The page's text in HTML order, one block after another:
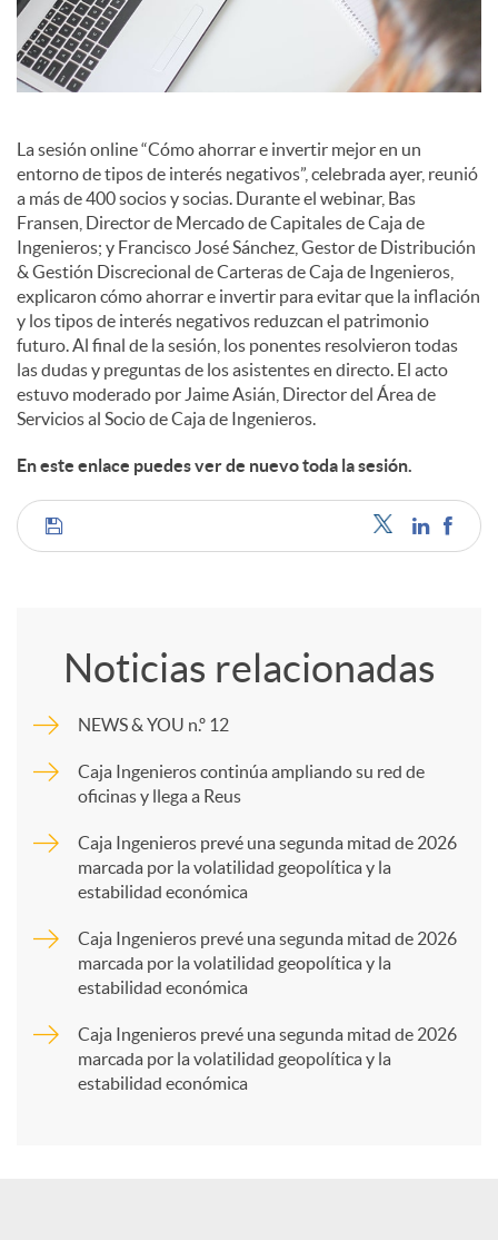
l
e
s
La sesión online “Cómo ahorrar e invertir mejor en un
entorno de tipos de interés negativos”, celebrada ayer, reunió
a más de 400 socios y socias. Durante el webinar, Bas
Fransen, Director de Mercado de Capitales de Caja de
Ingenieros; y Francisco José Sánchez, Gestor de Distribución
& Gestión Discrecional de Carteras de Caja de Ingenieros,
explicaron cómo ahorrar e invertir para evitar que la inflación
y los tipos de interés negativos reduzcan el patrimonio
futuro. Al final de la sesión, los ponentes resolvieron todas
las dudas y preguntas de los asistentes en directo. El acto
estuvo moderado por Jaime Asián, Director del Área de
Servicios al Socio de Caja de Ingenieros.
En este enlace puedes ver de nuevo toda la sesión.
C
p
a
Noticias relacionadas
NEWS & YOU n.º 12
Caja Ingenieros continúa ampliando su red de
oficinas y llega a Reus
Caja Ingenieros prevé una segunda mitad de 2026
marcada por la volatilidad geopolítica y la
estabilidad económica
Caja Ingenieros prevé una segunda mitad de 2026
marcada por la volatilidad geopolítica y la
estabilidad económica
Caja Ingenieros prevé una segunda mitad de 2026
marcada por la volatilidad geopolítica y la
estabilidad económica